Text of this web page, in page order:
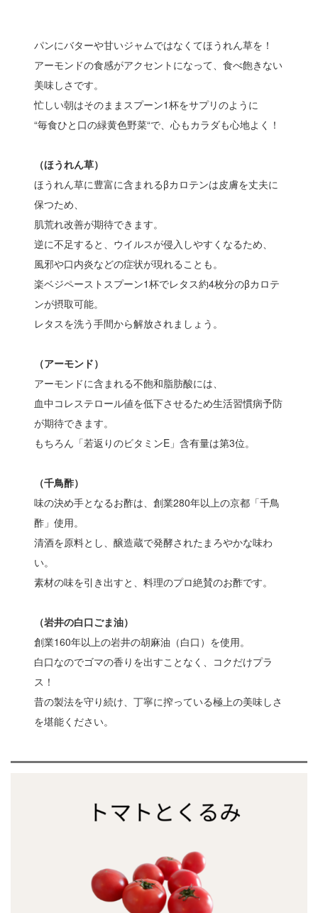
パンにバターや甘いジャムではなくてほうれん草を！
アーモンドの食感がアクセントになって、食べ飽きない
美味しさです。
忙しい朝はそのままスプーン1杯をサプリのように
“毎食ひと口の緑黄色野菜“で、心もカラダも心地よく！
（ほうれん草）
ほうれん草に豊富に含まれるβカロテンは皮膚を丈夫に
保つため、
肌荒れ改善が期待できます。
逆に不足すると、ウイルスが侵入しやすくなるため、
風邪や口内炎などの症状が現れることも。
楽ベジペーストスプーン1杯でレタス約4枚分のβカロテ
ンが摂取可能。
レタスを洗う手間から解放されましょう。
（アーモンド）
アーモンドに含まれる不飽和脂肪酸には、
血中コレステロール値を低下させるため生活習慣病予防
が期待できます。
もちろん「若返りのビタミンE」含有量は第3位。
（千鳥酢）
味の決め手となるお酢は、創業280年以上の京都「千鳥
酢」使用。
清酒を原料とし、醸造蔵で発酵されたまろやかな味わ
い。
素材の味を引き出すと、料理のプロ絶賛のお酢です。
（岩井の白口ごま油）
創業160年以上の岩井の胡麻油（白口）を使用。
白口なのでゴマの香りを出すことなく、コクだけプラ
ス！
昔の製法を守り続け、丁寧に搾っている極上の美味しさ
を堪能ください。